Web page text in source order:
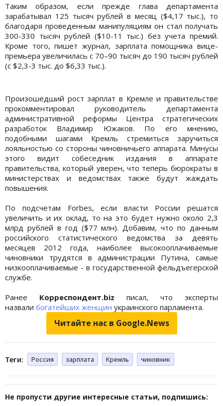
Таким образом, если прежде глава департамента
зарабатывал 125 тысяч рублей в месяц ($4,17 тыс.), то
благодаря проведенным манипуляциям он стал получать
300-330 тысяч рублей ($10-11 тыс.) без учета премий.
Кроме того, пишет журнал, зарплата помощника вице-
премьера увеличилась с 70–90 тысяч до 190 тысяч рублей
(с $2,3-3 тыс. до $6,33 тыс.).
Произошедший рост зарплат в Кремле и правительстве
прокомментировал руководитель департамента
административной реформы Центра стратегических
разработок Владимир Южаков. По его мнению,
подобными шагами Кремль стремиться заручиться
лояльностью со стороны чиновничьего аппарата. Минусы
этого видит собеседник издания в аппарате
правительства, который уверен, что теперь бюрократы в
министерствах и ведомствах также будут жаждать
повышения.
По подсчетам Forbes, если власти России решатся
увеличить и их оклад, то на это будет нужно около 2,3
млрд рублей в год ($77 млн). Добавим, что по данным
российского статистического ведомства за девять
месяцев 2012 года, наиболее высокооплачиваемые
чиновники трудятся в администрации Путина, самые
низкооплачиваемые - в государственной фельдъегерской
службе.
Ранее Корреспондент.biz писал, что эксперты
назвали богатейших женщин украинского парламента.
Читайте нас в Google.News
Теги: Россия зарплата Кремль чиновник
Не пропусти другие интересные статьи, подпишись: